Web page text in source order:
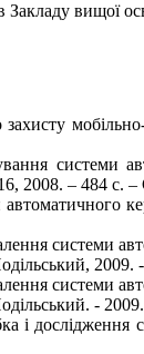
Закладу вищої
2008. – 484 с. –
-